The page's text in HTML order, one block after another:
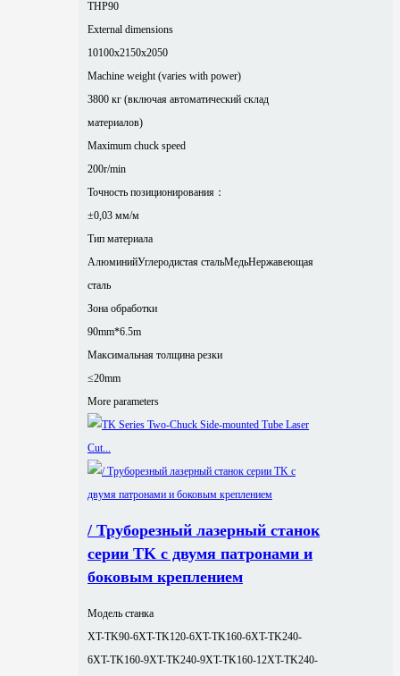
THP90
External dimensions
10100x2150x2050
Machine weight (varies with power)
3800 кг (включая автоматический склад
материалов)
Maximum chuck speed
200r/min
Точность позиционирования：
±0,03 мм/м
Тип материала
АлюминийУглеродистая стальМедьНержавеющая
сталь
Зона обработки
90mm*6.5m
Максимальная толщина резки
≤20mm
More parameters
/ Труборезный лазерный станок
серии TK с двумя патронами и
боковым креплением
Модель станка
XT-TK90-6XT-TK120-6XT-TK160-6XT-TK240-
6XT-TK160-9XT-TK240-9XT-TK160-12XT-TK240-